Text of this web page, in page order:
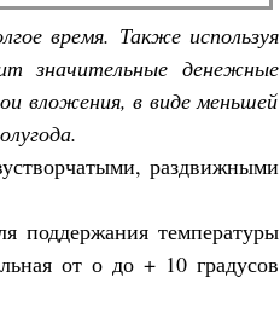
время. Также используя
значительные денежные
вложения, в виде меньшей
раздвижными
поддержания температуры
от о до + 10 градусов